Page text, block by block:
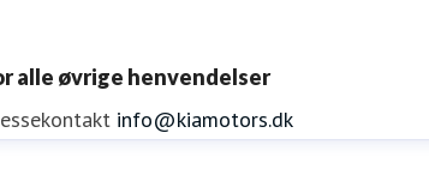
alle øvrige henvendelser
info@kiamotors.dk